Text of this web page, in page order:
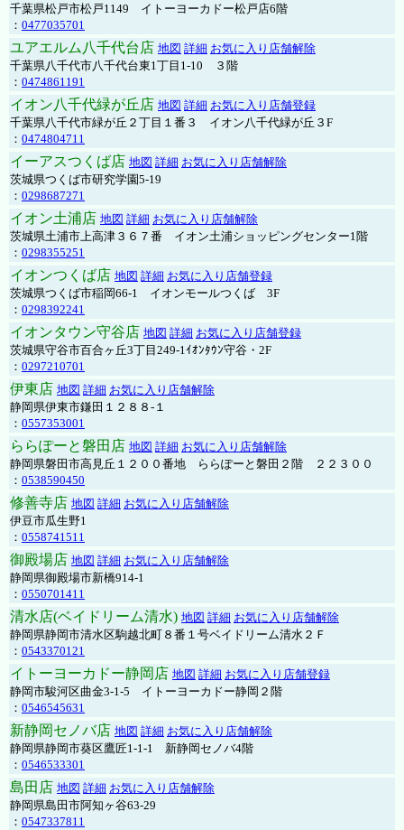
千葉県松戸市松戸1149 イトーヨーカドー松戸店6階
： 0477035701
ユアエルム八千代台店 地図 詳細 お気に入り店舗解除
千葉県八千代市八千代台東1丁目1-10 ３階
： 0474861191
イオン八千代緑が丘店 地図 詳細 お気に入り店舗登録
千葉県八千代市緑が丘２丁目１番３ イオン八千代緑が丘３F
： 0474804711
イーアスつくば店 地図 詳細 お気に入り店舗解除
茨城県つくば市研究学園5-19
： 0298687271
イオン土浦店 地図 詳細 お気に入り店舗解除
茨城県土浦市上高津３６７番 イオン土浦ショッピングセンター1階
： 0298355251
イオンつくば店 地図 詳細 お気に入り店舗登録
茨城県つくば市稲岡66-1 イオンモールつくば 3F
： 0298392241
イオンタウン守谷店 地図 詳細 お気に入り店舗登録
茨城県守谷市百合ヶ丘3丁目249-1ｲｵﾝﾀｳﾝ守谷・2F
： 0297210701
伊東店 地図 詳細 お気に入り店舗解除
静岡県伊東市鎌田１２８８-１
： 0557353001
ららぽーと磐田店 地図 詳細 お気に入り店舗解除
静岡県磐田市高見丘１２００番地 ららぽーと磐田２階 ２２３００
： 0538590450
修善寺店 地図 詳細 お気に入り店舗解除
伊豆市瓜生野1
： 0558741511
御殿場店 地図 詳細 お気に入り店舗解除
静岡県御殿場市新橋914-1
： 0550701411
清水店(ベイドリーム清水) 地図 詳細 お気に入り店舗解除
静岡県静岡市清水区駒越北町８番１号ベイドリーム清水２Ｆ
： 0543370121
イトーヨーカドー静岡店 地図 詳細 お気に入り店舗登録
静岡市駿河区曲金3-1-5 イトーヨーカドー静岡２階
： 0546545631
新静岡セノバ店 地図 詳細 お気に入り店舗解除
静岡県静岡市葵区鷹匠1-1-1 新静岡セノバ4階
： 0546533301
島田店 地図 詳細 お気に入り店舗解除
静岡県島田市阿知ヶ谷63-29
： 0547337811